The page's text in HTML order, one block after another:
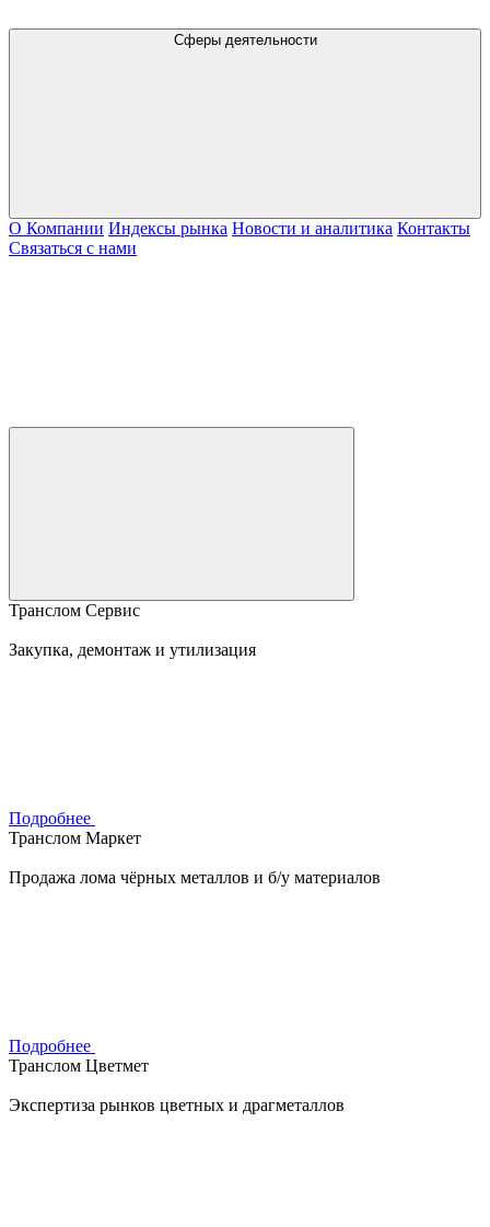
Сферы деятельности
О Компании Индексы рынка Новости и аналитика Контакты
Связаться с нами
Транслом Сервис
Закупка, демонтаж и утилизация
Подробнее
Транслом Маркет
Продажа лома чёрных металлов и б/у материалов
Подробнее
Транслом Цветмет
Экспертиза рынков цветных и драгметаллов